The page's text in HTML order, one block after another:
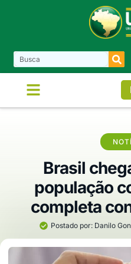
Brasil
população
completa
Postado por:Danilo